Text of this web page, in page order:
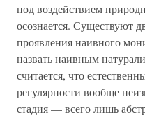
под воздействием
осознается. Существуют
проявления наивного
назвать наивным
считается, что
регулярности вообще
стадия — всего лишь